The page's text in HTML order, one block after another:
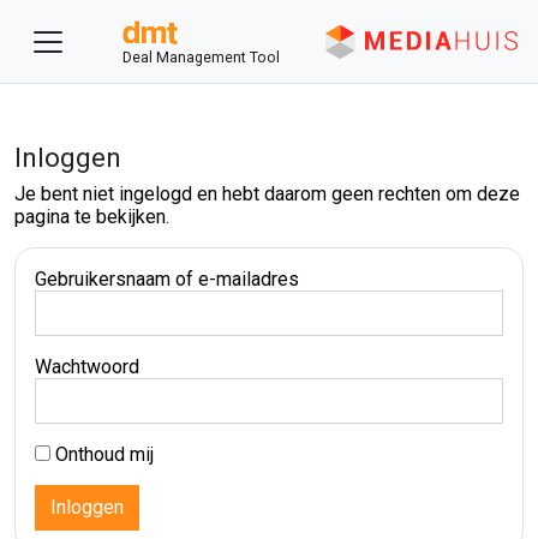
Deal Management Tool
Inloggen
Je bent niet ingelogd en hebt daarom geen rechten om deze
pagina te bekijken.
Gebruikersnaam of e-mailadres
Wachtwoord
Onthoud mij